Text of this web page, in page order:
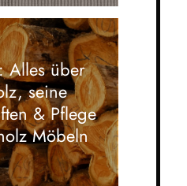
Alles über
seine
& Pflege
Möbeln